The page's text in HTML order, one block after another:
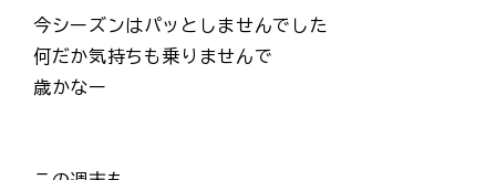
今シーズンはパッとしませんでした
何だか気持ちも乗りませんで
歳かなー